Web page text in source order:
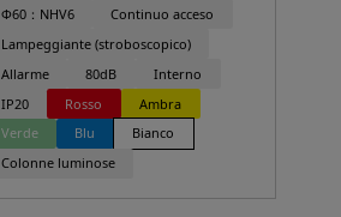
Φ60：NHV6
Continuo acceso
Lampeggiante (stroboscopico)
Allarme
80dB
Interno
IP20
Rosso
Ambra
Verde
Blu
Bianco
Colonne luminose